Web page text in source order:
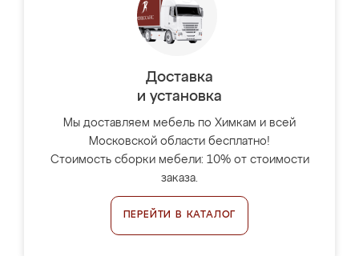
Доставка
и установка
Мы доставляем мебель по Химкам и всей
Московской области бесплатно!
Стоимость сборки мебели: 10% от стоимости
заказа.
ПЕРЕЙТИ В КАТАЛОГ